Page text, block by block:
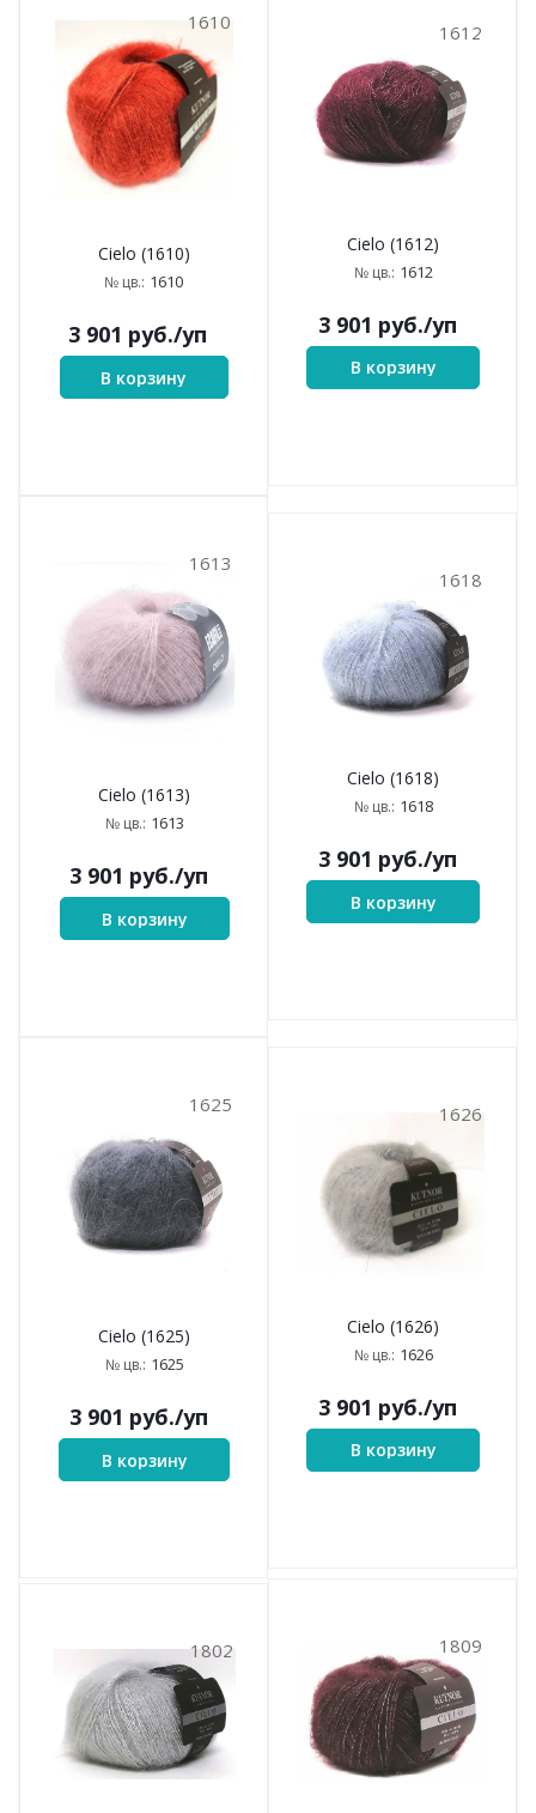
1610
Cielo (1610)
№ цв.: 1610
3 901 руб./уп
В корзину
1612
Cielo (1612)
№ цв.: 1612
3 901 руб./уп
В корзину
1613
Cielo (1613)
№ цв.: 1613
3 901 руб./уп
В корзину
1618
Cielo (1618)
№ цв.: 1618
3 901 руб./уп
В корзину
1625
Cielo (1625)
№ цв.: 1625
3 901 руб./уп
В корзину
1626
Cielo (1626)
№ цв.: 1626
3 901 руб./уп
В корзину
1802 1809